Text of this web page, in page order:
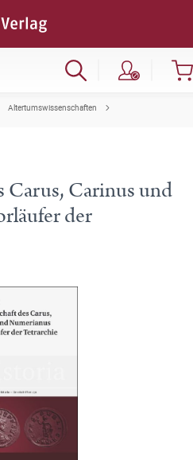
Altertumswissenschaften
Carus, Carinus und
der